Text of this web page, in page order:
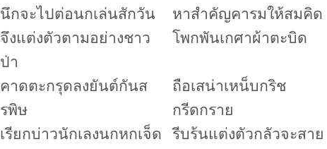
นึกจะไปต่อนกเล่นสักวัน
หาสำคัญคารมให้สมคิด
จึงแต่งตัวตามอย่างชาว
ป่า
โพกพันเกศาผ้าตะบิด
คาดตะกรุดลงยันต์กันส
รพิษ
ถือเสน่าเหน็บกริช
กรีดกราย
เรียกบ่าวนักเลงนกหกเจ็ด
รีบร้นแต่งตัวกลัวจะสาย